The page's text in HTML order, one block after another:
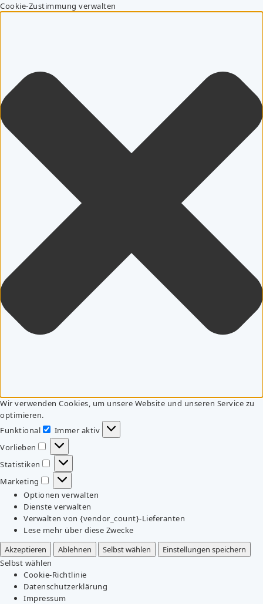
Cookie-Zustimmung verwalten
Wir verwenden Cookies, um unsere Website und unseren Service zu
optimieren.
Funktional
Funktional
Immer aktiv
Vorlieben
Vorlieben
Statistiken
Statistiken
Marketing
Marketing
Optionen verwalten
Dienste verwalten
Verwalten von {vendor_count}-Lieferanten
Lese mehr über diese Zwecke
Akzeptieren
Ablehnen Selbst wählen
Einstellungen speichern
Selbst wählen
Cookie-Richtlinie
Datenschutzerklärung
Impressum